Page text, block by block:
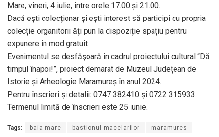
Mare, vineri, 4 iulie, între orele 17.00 și 21.00.
Dacă ești colecționar și ești interest să participi cu propria
colecție organitorii ăți pun la dispoziție spațiu pentru
expunere în mod gratuit.
Evenimentul se desfășoară în cadrul proiectului cultural “Dă
timpul înapoi!”, proiect demarat de Muzeul Județean de
Istorie și Arheologie Maramureș în anul 2024.
Pentru înscrieri și detalii: 0747 382410 și 0722 315933.
Termenul limită de înscrieri este 25 iunie.
Tags: baia mare bastionul macelarilor maramures